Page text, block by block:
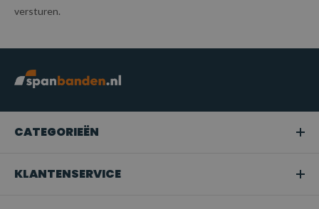
versturen.
CATEGORIEËN
KLANTENSERVICE